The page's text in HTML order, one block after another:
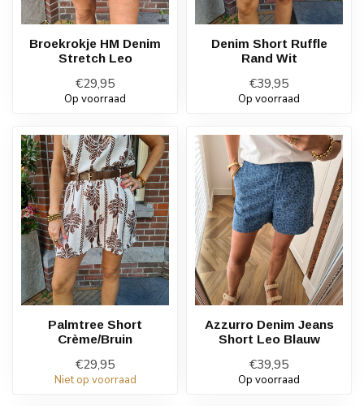
Broekrokje HM Denim
Stretch Leo
€29,95
Op voorraad
Denim Short Ruffle
Rand Wit
€39,95
Op voorraad
Palmtree Short
Crème/Bruin
€29,95
Niet op voorraad
Azzurro Denim Jeans
Short Leo Blauw
€39,95
Op voorraad